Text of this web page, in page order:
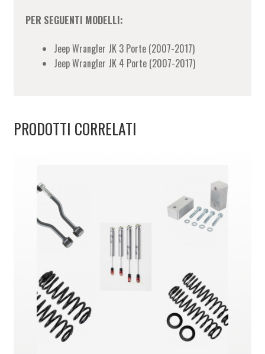
PER SEGUENTI MODELLI:
Jeep Wrangler JK 3 Porte (2007-2017)
Jeep Wrangler JK 4 Porte (2007-2017)
PRODOTTI CORRELATI